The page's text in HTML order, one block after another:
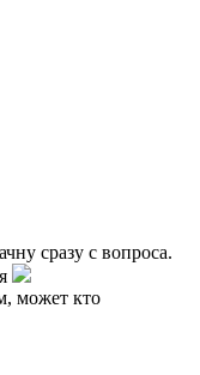
сразу с вопроса.
может кто